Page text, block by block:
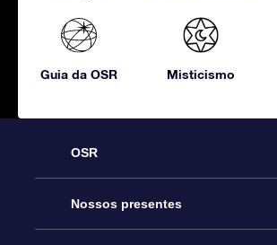
Guia da OSR Misticismo
OSR
Serviço
Nossos presentes